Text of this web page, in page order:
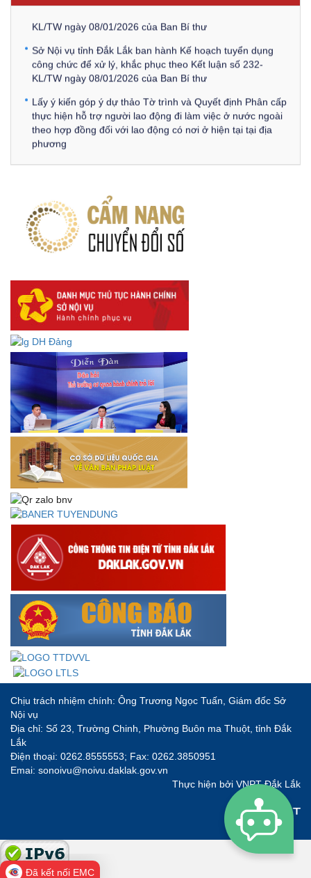
dụng công chức để xử lý, khắc phục theo Kết luận số 232-
KL/TW ngày 08/01/2026 của Ban Bí thư
Sở Nội vụ tỉnh Đắk Lắk ban hành Kế hoạch tuyển dụng
công chức để xử lý, khắc phục theo Kết luận số 232-
KL/TW ngày 08/01/2026 của Ban Bí thư
Lấy ý kiến góp ý dự thảo Tờ trình và Quyết định Phân cấp
thực hiện hỗ trợ người lao động đi làm việc ở nước ngoài
theo hợp đồng đối với lao động có nơi ở hiện tại tại địa
phương
Về việc lấy ý kiến góp ý Dự thảo Quyết định phân cấp thực
xây dựng, ban hành văn bản quy phạm pháp luật
Góp ý dự thảo Thông tư quy định nghiệp vụ lưu trữ tài liệu
lưu trữ số:
Lấy ý kiến dự thảo Quyết định quy phạm pháp luật quy
định về thành lập, tổ chức và hoạt động của tổ chức phối
hợp liên ngành
Thông báo về việc tải biểu mẫu báo cáo kết quả 06 năm
thực hiện Nghị quyết số 18-NQ/TW và Nghị quyết số 19-
NQ/TW
Thư chúc mừng của Bộ trưởng Bộ Nội vụ nhân dịp kỷ
niệm 78 năm Ngày thành lập Bộ Nội vụ, Ngày truyền
thống ngành Tổ chức nhà nước (28/8/1945-28/8/2023)
Thông báo về việc đăng tải Bộ câu hỏi và gợi ý trả lời Hội
thi dân vận khéo năm 2023
Chịu trách nhiệm chính: Ông Trương Ngọc Tuấn, Giám đốc Sở
Nội vụ
Địa chỉ: Số 23, Trường Chinh, Phường Buôn ma Thuột, tỉnh Đắk
Lắk
Điện thoại: 0262.8555553; Fax: 0262.3850951
Emai: sonoivu@noivu.daklak.gov.vn
Thực hiện bởi VNPT Đắk Lắk
Đã kết nối EMC